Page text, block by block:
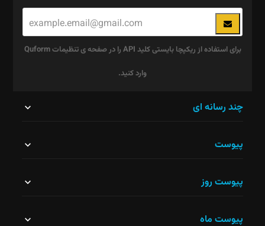
برای استفاده از ریکپچا بایستی کلید API را در صفحه ی تنظیمات Quform
وارد کنید.
نباید
شود.
چند رسانه ای
پیوست
پیوست روز
پیوست ماه